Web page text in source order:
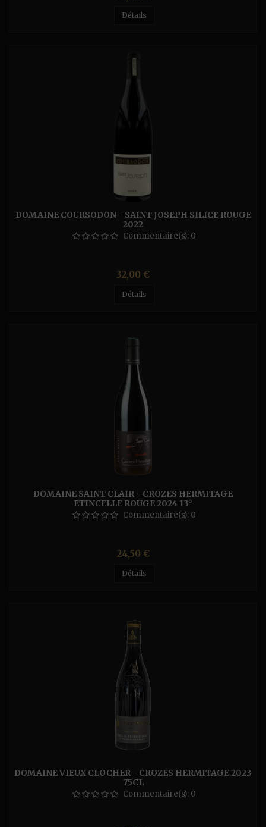
Détails
DOMAINE COURSODON - SAINT JOSEPH SILICE ROUGE
2022
Commentaire(s): 0
Prix
32,00 €
Détails
DOMAINE SAINT CLAIR - CROZES HERMITAGE
ETINCELLE ROUGE 2024 13°
Commentaire(s): 0
Prix
24,50 €
Détails
DOMAINE VIEUX CLOCHER - CROZES HERMITAGE 2023
75CL
Commentaire(s): 0